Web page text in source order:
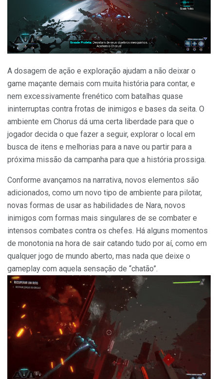
A dosagem de ação e exploração ajudam a não deixar o
game maçante demais com muita história para contar, e
nem excessivamente frenético com batalhas quase
ininterruptas contra frotas de inimigos e bases da seita. O
ambiente em Chorus dá uma certa liberdade para que o
jogador decida o que fazer a seguir, explorar o local em
busca de itens e melhorias para a nave ou partir para a
próxima missão da campanha para que a história prossiga.
Conforme avançamos na narrativa, novos elementos são
adicionados, como um novo tipo de ambiente para pilotar,
novas formas de usar as habilidades de Nara, novos
inimigos com formas mais singulares de se combater e
intensos combates contra os chefes. Há alguns momentos
de monotonia na hora de sair catando tudo por aí, como em
qualquer jogo de mundo aberto, mas nada que deixe o
gameplay com aquela sensação de “chatão”.